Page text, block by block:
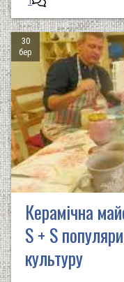
30
бер
Керамічна
S + S
культуру